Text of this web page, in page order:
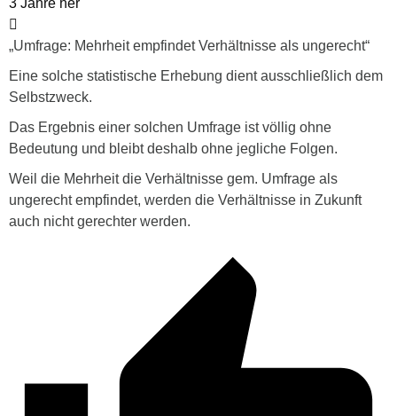
„Umfrage: Mehrheit empfindet Verhältnisse als ungerecht“
Eine solche statistische Erhebung dient ausschließlich dem
Selbstzweck.
Das Ergebnis einer solchen Umfrage ist völlig ohne
Bedeutung und bleibt deshalb ohne jegliche Folgen.
Weil die Mehrheit die Verhältnisse gem. Umfrage als
ungerecht empfindet, werden die Verhältnisse in Zukunft
auch nicht gerechter werden.